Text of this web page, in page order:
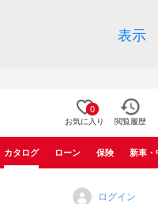
表示
0
お気に入り 閲覧履歴
カタログ ローン 保険 新車・
ログイン